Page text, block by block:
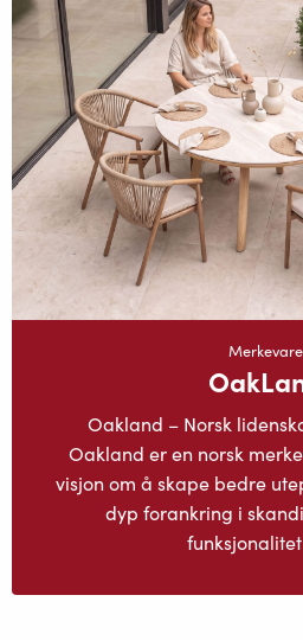
Merkevare
Oakland – Norsk
Oakland er en norsk
visjon om å skape bedre
dyp forankring i